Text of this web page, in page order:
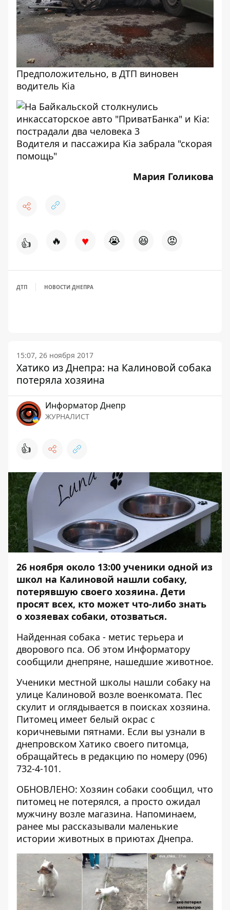
Предположительно, в ДТП виновен
водитель Kia
Водителя и пассажира Kia забрала "скорая
помощь"
Мария Голикова
👍 🔥 ♥ 😭 😆 😡
ДТП НОВОСТИ ДНЕПРА
15:07, 26 ноября 2017
Хатико из Днепра: на Калиновой собака
потеряла хозяина
Информатор Днепр
ЖУРНАЛИСТ
👍
26 ноября около 13:00 ученики одной из
школ на Калиновой нашли собаку,
потерявшую своего хозяина. Дети
просят всех, кто может что-либо знать
о хозяевах собаки, отозваться.
Найденная собака - метис терьера и
дворового пса. Об этом Информатору
сообщили днепряне, нашедшие животное.
Ученики местной школы нашли собаку на
улице Калиновой возле военкомата. Пес
скулит и оглядывается в поисках хозяина.
Питомец имеет белый окрас с
коричневыми пятнами. Если вы узнали в
днепровском Хатико своего питомца,
обращайтесь в редакцию по номеру (096)
732-4-101.
ОБНОВЛЕНО: Хозяин собаки сообщил, что
питомец не потерялся, а просто ожидал
мужчину возле магазина. Напоминаем,
ранее мы рассказывали маленькие
истории животных в приютах Днепра.